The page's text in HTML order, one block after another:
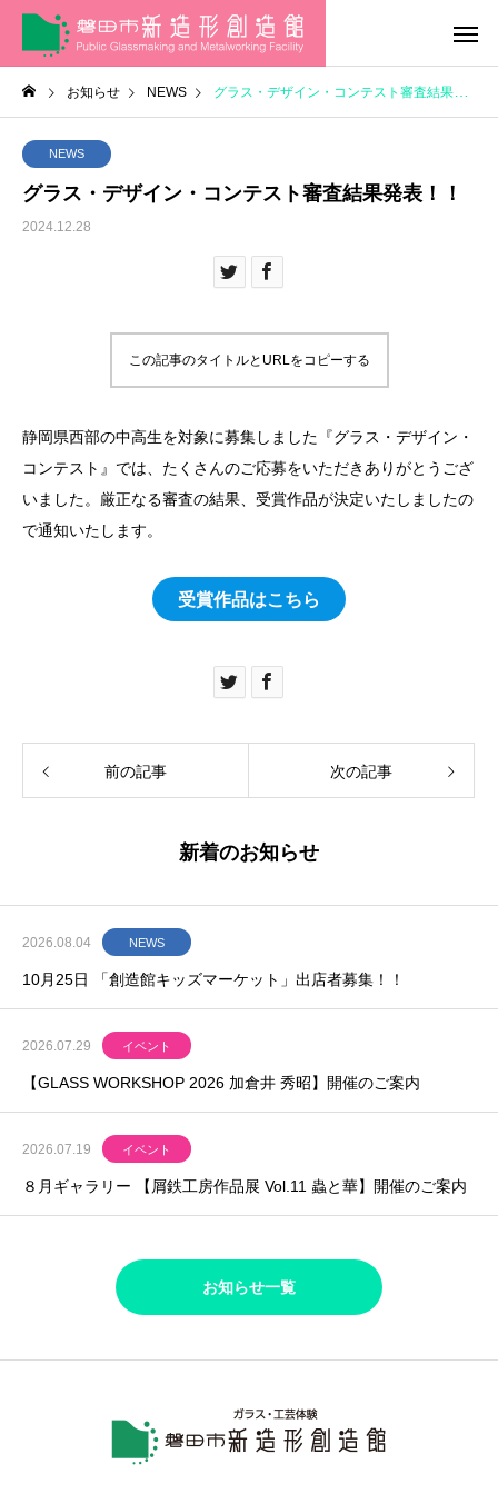
お知らせ NEWS グラス・デザイン・コンテスト審査結果発表！！
NEWS
グラス・デザイン・コンテスト審査結果発表！！
2024.12.28
この記事のタイトルとURLをコピーする
静岡県西部の中高生を対象に募集しました『グラス・デザイン・
コンテスト』では、たくさんのご応募をいただきありがとうござ
いました。厳正なる審査の結果、受賞作品が決定いたしましたの
で通知いたします。
受賞作品はこちら
前の記事 次の記事
新着のお知らせ
2026.08.04 NEWS
10月25日 「創造館キッズマーケット」出店者募集！！
2026.07.29 イベント
【GLASS WORKSHOP 2026 加倉井 秀昭】開催のご案内
2026.07.19 イベント
８月ギャラリー 【屑鉄工房作品展 Vol.11 蟲と華】開催のご案内
お知らせ一覧